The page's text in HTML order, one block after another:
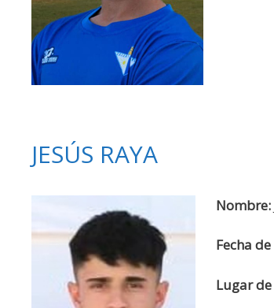
JESÚS RAYA
Nombre:
Fecha
Lugar